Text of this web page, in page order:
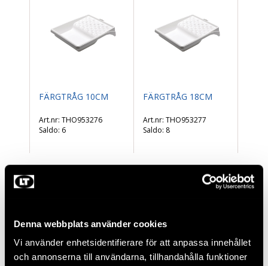
Denna webbplats använder cookies
Vi använder enhetsidentifierare för att anpassa innehållet
och annonserna till användarna, tillhandahålla funktioner
FÄRGTRÅG 10CM
THO953276
Saldo: 6
FÄRGTRÅG 18CM
THO953277
Saldo: 8